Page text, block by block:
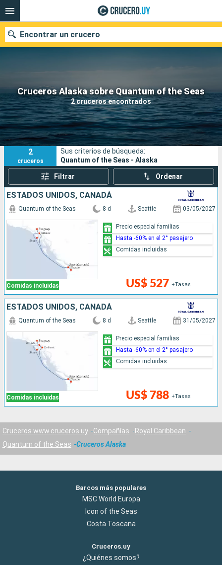
Cruceros Alaska sobre Quantum of the Seas
2 cruceros encontrados
Encontrar un crucero
Nuestros destinos
Fecha de salida
Puertos Compañías
Buscar
2
cruceros
Sus criterios de búsqueda:
Quantum of the Seas - Alaska
Filtrar Ordenar
ESTADOS UNIDOS, CANADÁ
Comidas incluidas
Quantum of the Seas 8 d Seattle 03/05/2027
US$ 527 +Tasas
Precio especial familias
Hasta -60% en el 2° pasajero
Comidas incluidas
ESTADOS UNIDOS, CANADÁ
Comidas incluidas
Quantum of the Seas 8 d Seattle 31/05/2027
US$ 788 +Tasas
Precio especial familias
Hasta -60% en el 2° pasajero
Comidas incluidas
Cruceros www.cruceros.uy Compañías
Royal Caribbean
Quantum of the Seas
Cruceros Alaska
Barcos más populares
MSC World Europa
Icon of the Seas
Costa Toscana
Cruceros.uy
¿Quiénes somos?